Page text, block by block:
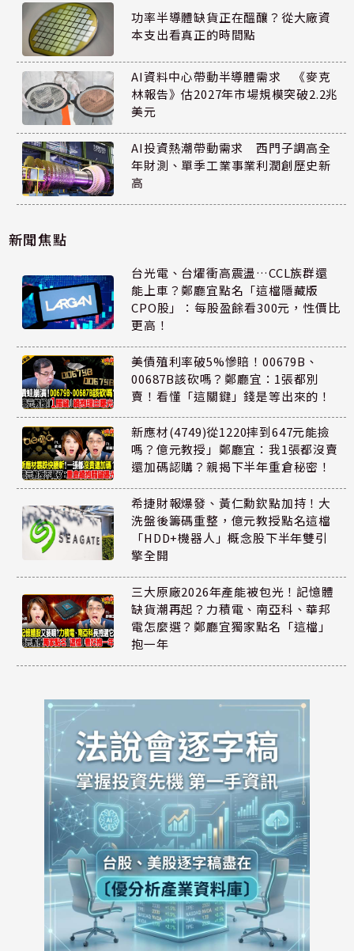
功率半導體缺貨正在醞釀？從大廠資
本支出看真正的時間點
AI資料中心帶動半導體需求 《麥克
林報告》估2027年市場規模突破2.2兆
美元
AI投資熱潮帶動需求 西門子調高全
年財測、單季工業事業利潤創歷史新
高
新聞焦點
台光電、台燿衝高震盪…CCL族群還
能上車？鄭廳宜點名「這檔隱藏版
CPO股」：每股盈餘看300元，性價比
更高！
美債殖利率破5%慘賠！00679B、
00687B該砍嗎？鄭廳宜：1張都別
賣！看懂「這關鍵」錢是等出來的！
新應材(4749)從1220摔到647元能撿
嗎？億元教授」鄭廳宜：我1張都沒賣
還加碼認購？親揭下半年重倉秘密！
希捷財報爆發、黃仁勳欽點加持！大
洗盤後籌碼重整，億元教授點名這檔
「HDD+機器人」概念股下半年雙引
擎全開
三大原廠2026年產能被包光！記憶體
缺貨潮再起？力積電、南亞科、華邦
電怎麼選？鄭廳宜獨家點名「這檔」
抱一年